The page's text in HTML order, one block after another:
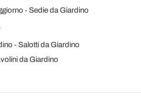
Sedie da Giardino
Salotti da Giardino
da Giardino